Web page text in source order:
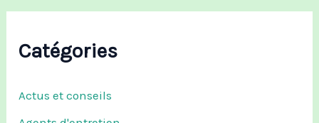
Catégories
Actus et conseils